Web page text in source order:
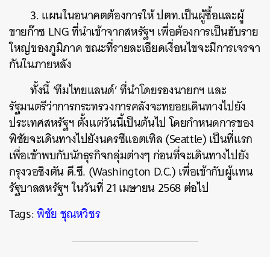
3. แผนในอนาคตต้องการให้ ปตท.เป็นผู้ซื้อและผู้
ขายก๊าซ LNG ที่นำเข้าจากสหรัฐฯ เพื่อต้องการเป็นฮับราย
ใหญ่ของภูมิภาค ขณะที่รายละเอียดเงื่อนไขจะมีการเจรจา
กันในภายหลัง
ทั้งนี้ ‘ทีมไทยแลนด์’ ที่นำโดยรองนายกฯ และ
รัฐมนตรีว่าการกระทรวงการคลังจะทยอยเดินทางไปยัง
ประเทศสหรัฐฯ ตั้งแต่วันนี้เป็นต้นไป โดยกำหนดการของ
พิชัยจะเดินทางไปยังนครซีแอตเทิล (Seattle) เป็นที่แรก
เพื่อเข้าพบกับนักธุรกิจกลุ่มต่างๆ ก่อนที่จะเดินทางไปยัง
กรุงวอชิงตัน ดี.ซี. (Washington D.C.) เพื่อเข้ากับผู้แทน
รัฐบาลสหรัฐฯ ในวันที่ 21 เมษายน 2568 ต่อไป
Tags:พิชัย ชุณหวิชร